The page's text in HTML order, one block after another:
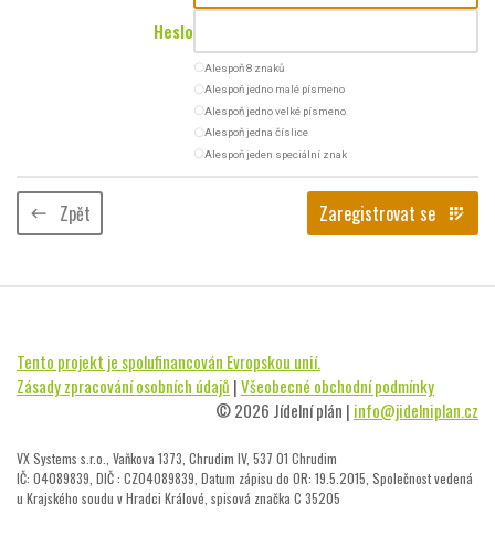
Heslo
radio_button_uncheckedAlespoň 8 znaků
radio_button_uncheckedAlespoň jedno malé písmeno
radio_button_uncheckedAlespoň jedno velké písmeno
radio_button_uncheckedAlespoň jedna číslice
radio_button_uncheckedAlespoň jeden speciální znak
keyboard_backspace Zpět Zaregistrovat se app_registration
Tento projekt je spolufinancován Evropskou unií.
Zásady zpracování osobních údajů |Všeobecné obchodní podmínky
© 2026 Jídelní plán | info@jidelniplan.cz
VX Systems s.r.o., Vaňkova 1373, Chrudim IV, 537 01 Chrudim
IČ: 04089839, DIČ : CZ04089839, Datum zápisu do OR: 19.5.2015, Společnost vedená
u Krajského soudu v Hradci Králové, spisová značka C 35205